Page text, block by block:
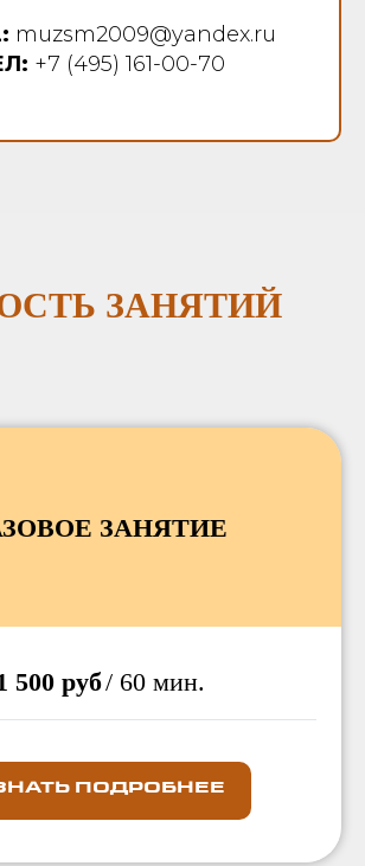
muzsm2009@yandex.ru
+7 (495) 161-00-70
ЗАНЯТИЙ
ЗАНЯТИЕ
500 руб/ 60 мин.
ПОДРОБНЕЕ